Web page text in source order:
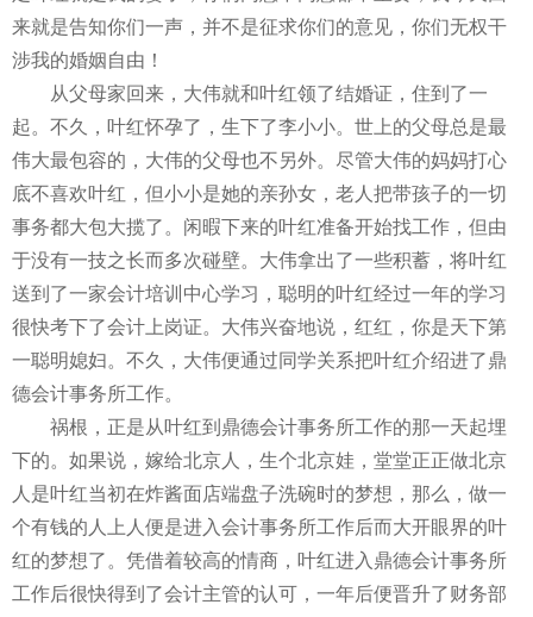
来就是告知你们一声，并不是征求你们的意见，你们无权干
涉我的婚姻自由！
从父母家回来，大伟就和叶红领了结婚证，住到了一
起。不久，叶红怀孕了，生下了李小小。世上的父母总是最
伟大最包容的，大伟的父母也不另外。尽管大伟的妈妈打心
底不喜欢叶红，但小小是她的亲孙女，老人把带孩子的一切
事务都大包大揽了。闲暇下来的叶红准备开始找工作，但由
于没有一技之长而多次碰壁。大伟拿出了一些积蓄，将叶红
送到了一家会计培训中心学习，聪明的叶红经过一年的学习
很快考下了会计上岗证。大伟兴奋地说，红红，你是天下第
一聪明媳妇。不久，大伟便通过同学关系把叶红介绍进了鼎
德会计事务所工作。
祸根，正是从叶红到鼎德会计事务所工作的那一天起埋
下的。如果说，嫁给北京人，生个北京娃，堂堂正正做北京
人是叶红当初在炸酱面店端盘子洗碗时的梦想，那么，做一
个有钱的人上人便是进入会计事务所工作后而大开眼界的叶
红的梦想了。凭借着较高的情商，叶红进入鼎德会计事务所
工作后很快得到了会计主管的认可，一年后便晋升了财务部